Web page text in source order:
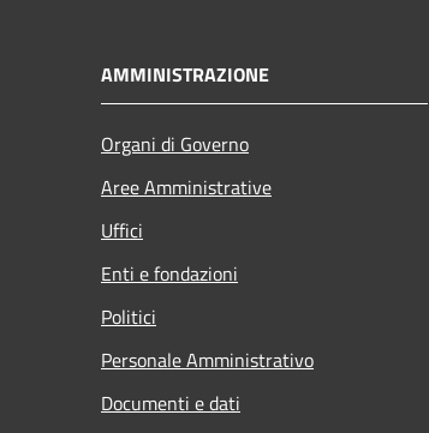
AMMINISTRAZIONE
Organi di Governo
Aree Amministrative
Uffici
Enti e fondazioni
Politici
Personale Amministrativo
Documenti e dati